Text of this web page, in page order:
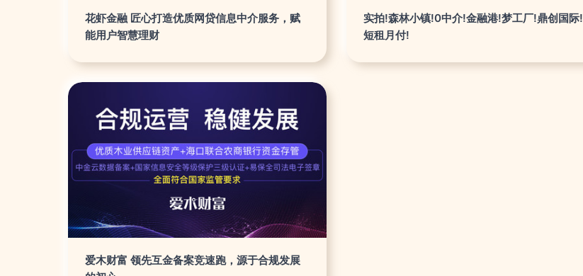
花虾金融 匠心打造优质网贷信息中介服务，赋
能用户智慧理财
实拍!森林小镇!0中介!金融港!梦工厂!鼎创国际!
短租月付!
爱木财富 领先互金备案竞速跑，源于合规发展